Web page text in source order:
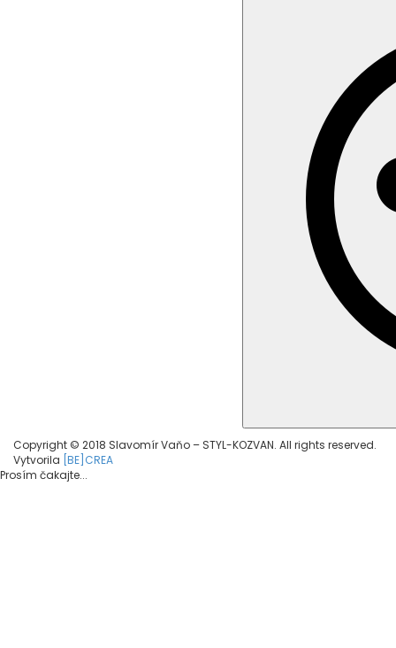
Copyright © 2018 Slavomír Vaňo – STYL-KOZVAN. All rights reserved.
Vytvorila [BE]CREA
Prosím čakajte...